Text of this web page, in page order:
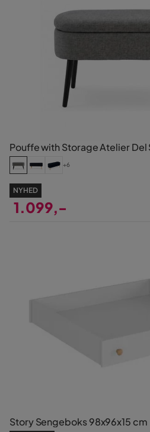
Pouffe with Storage Atelier Del
+6
NYHED
1.099,-
Story Sengeboks 98x96x15 cm